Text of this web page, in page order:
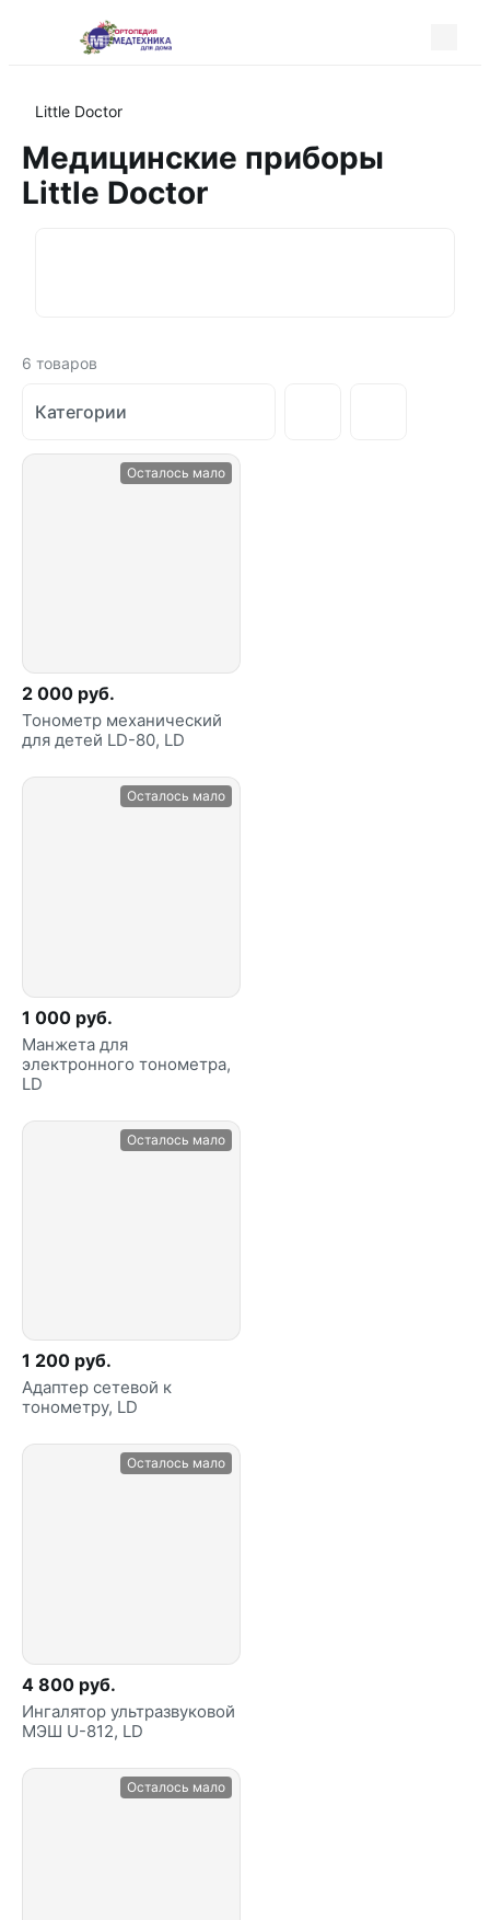
Little Doctor
Медицинские приборы
Little Doctor
6 товаров
Категории
Осталось мало
2 000 руб.
Тонометр механический
для детей LD-80, LD
Осталось мало
1 000 руб.
Манжета для
электронного тонометра,
LD
Осталось мало
1 200 руб.
Адаптер сетевой к
тонометру, LD
Осталось мало
4 800 руб.
Ингалятор ультразвуковой
МЭШ U-812, LD
Осталось мало